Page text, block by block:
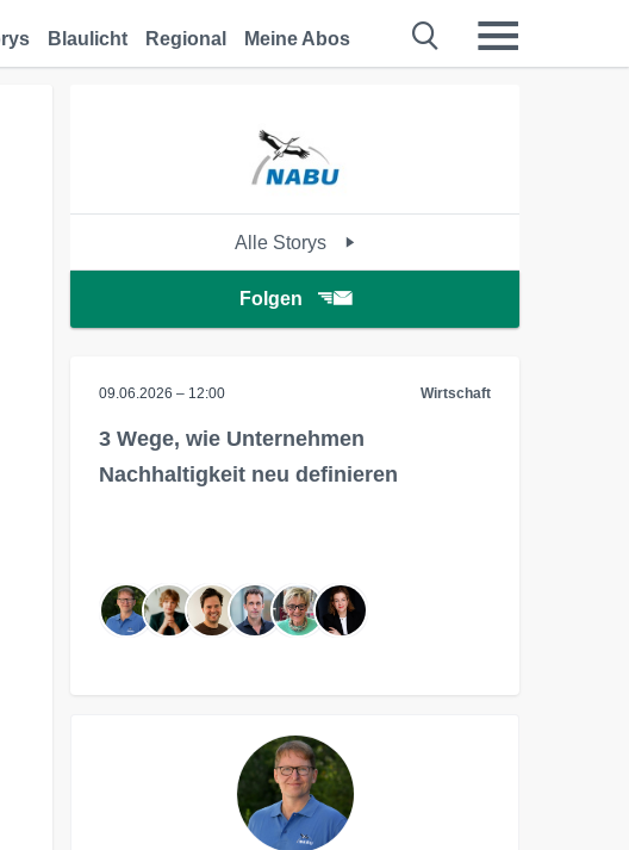
Blaulicht Regional Meine Abos
Alle Storys
Folgen
09.06.2026 – 12:00 Wirtschaft
3 Wege, wie Unternehmen
Nachhaltigkeit neu definieren